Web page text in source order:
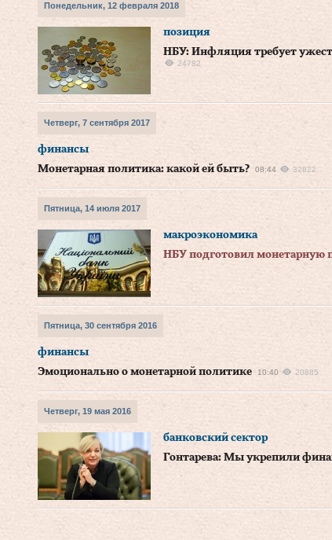
Понедельник, 12 февраля 2018
позиция
НБУ: Инфляция требует
24782
Четверг, 7 сентября 2017
финансы
Монетарная политика: какой ей быть?
08:44 32822
Пятница, 14 июля 2017
макроэкономика
НБУ подготовил монетарную
Пятница, 30 сентября 2016
финансы
Эмоционально о монетарной политике
10:40 20885
Четверг, 19 мая 2016
банковский сектор
Гонтарева: Мы укрепили